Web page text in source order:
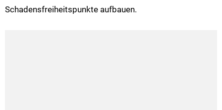
Schadensfreiheitspunkte aufbauen.